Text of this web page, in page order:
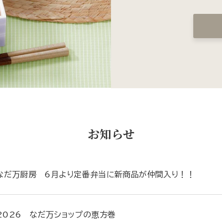
お知らせ
だ万厨房 6月より定番弁当に新商品が仲間入り！！
なだ万ショップの恵方巻